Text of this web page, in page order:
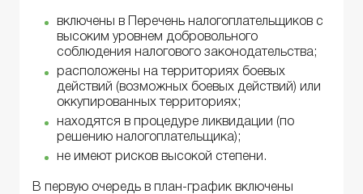
включены в Перечень налогоплательщиков с
высоким уровнем добровольного
соблюдения налогового законодательства;
расположены на территориях боевых
действий (возможных боевых действий) или
оккупированных территориях;
находятся в процедуре ликвидации (по
решению налогоплательщика);
не имеют рисков высокой степени.
В первую очередь в план-график включены